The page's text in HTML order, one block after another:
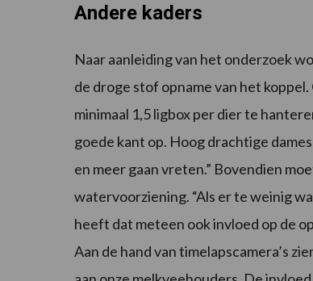
Andere kaders
Naar aanleiding van het onderzoek
de droge stof opname van het
minimaal 1,5 ligbox per dier te
goede kant op. Hoog drachtige
en meer gaan vreten.” Bovendien
watervoorziening. “Als er te weinig
heeft dat meteen ook invloed op de
Aan de hand van timelapscamera’s